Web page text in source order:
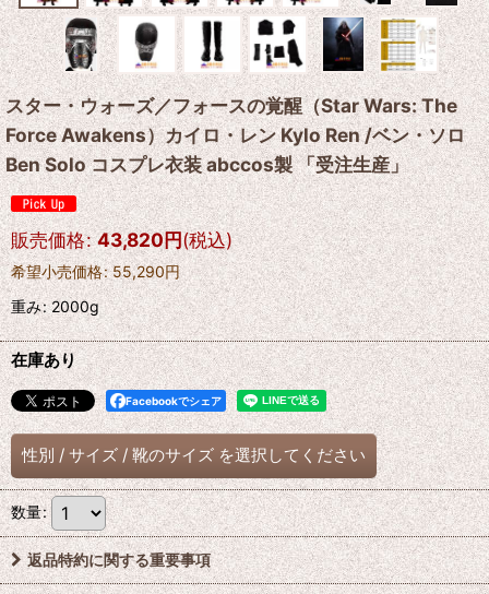
スター・ウォーズ／フォースの覚醒（Star Wars: The
Force Awakens）カイロ・レン Kylo Ren /ベン・ソロ
Ben Solo コスプレ衣装 abccos製 「受注生産」
販売価格: 43,820円(税込)
希望小売価格: 55,290円
重み:2000g
在庫あり
Facebookでシェア
性別 / サイズ / 靴のサイズ を選択してください
数量:
返品特約に関する重要事項